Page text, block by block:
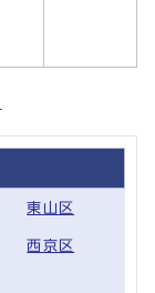
東山区
西京区